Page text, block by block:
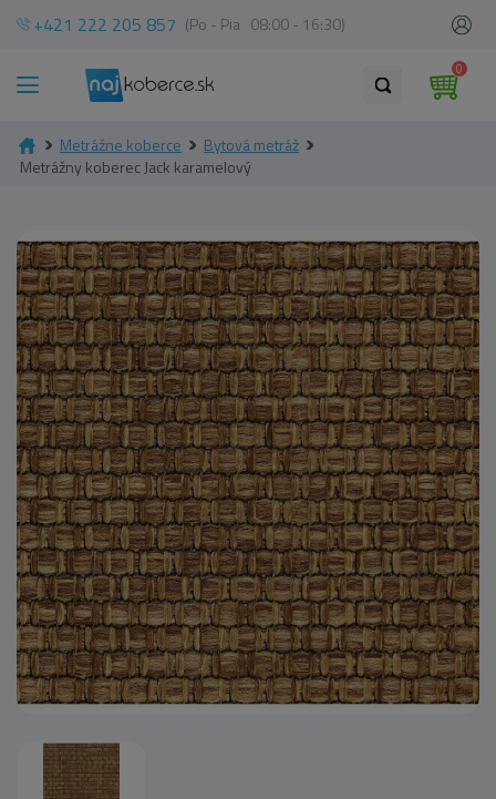
+421 222 205 857 (Po - Pia 08:00 - 16:30)
0
Metrážne koberce
Bytová metráž
Metrážny koberec Jack karamelový